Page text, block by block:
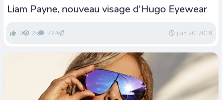
Liam Payne, nouveau visage d’Hugo Eyewear
0 2k 724 juin 20, 2019